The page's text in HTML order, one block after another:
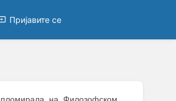
Пријавите се